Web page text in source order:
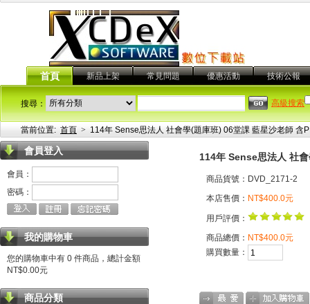
首頁 新品上架 常見問題 優惠活動 技術公報
搜尋： 高級搜索
當前位置: 首頁 > 114年 Sense思法人 社會學(題庫班) 06堂課 藍星沙老師 含
會員登入
會員：
密碼：
我的購物車
您的購物車中有 0 件商品，總計金額
NT$0.00元
商品分類
114年 Sense思法人 社
商品貨號：DVD_2171-2
本店售價： NT$400.0元
用戶評價：
商品總價： NT$400.0元
購買數量：